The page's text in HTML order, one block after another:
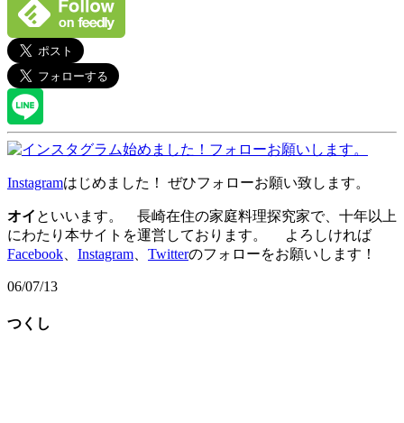
Instagramはじめました！ ぜひフォローお願い致します。
オイ といいます。 長崎在住の家庭料理探究家で、十年以上
にわたり本サイトを運営しております。 よろしければ
Facebook
Instagram Twitterのフォローをお願いします！
06/07/13
つくし